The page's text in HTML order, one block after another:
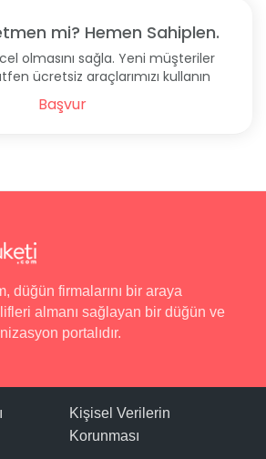
mi? Hemen Sahiplen.
olmasını sağla. Yeni müşteriler
ücretsiz araçlarımızı kullanın
Başvur
düğün firmalarını bir araya
almanı sağlayan bir düğün ve
portalıdır.
Kişisel Verilerin
Korunması